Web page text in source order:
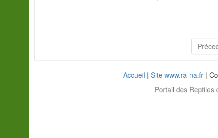
Accueil | Site www.ra-na.fr |
Portail des Reptiles